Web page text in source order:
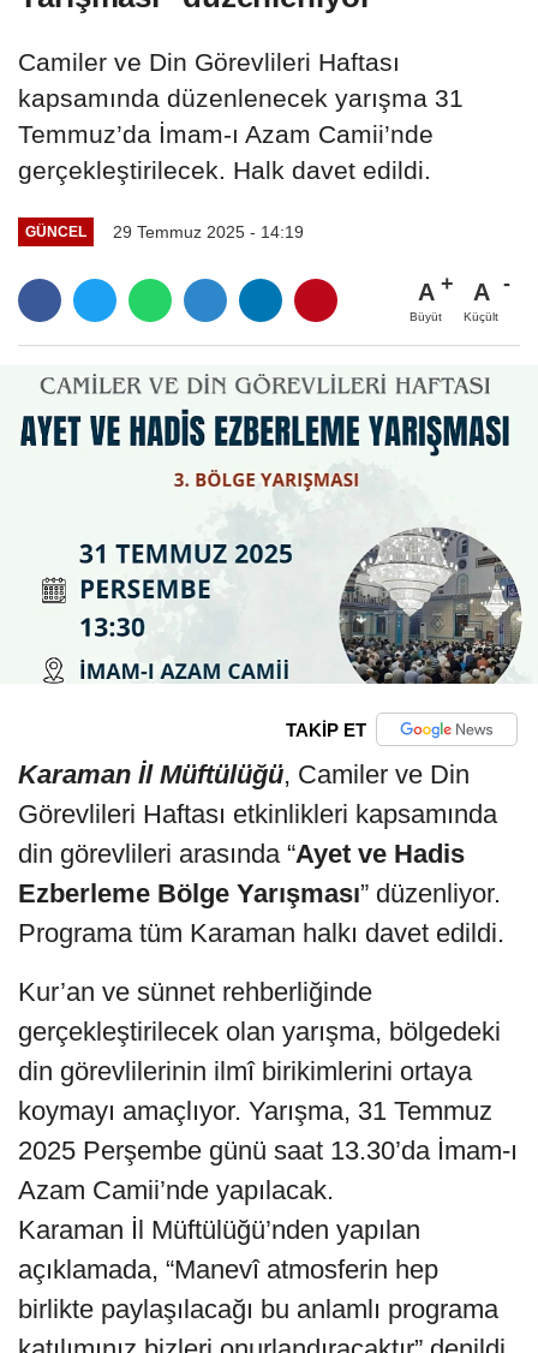
Camiler ve Din Görevlileri Haftası
kapsamında düzenlenecek yarışma 31
Temmuz’da İmam-ı Azam Camii’nde
gerçekleştirilecek. Halk davet edildi.
GÜNCEL 29 Temmuz 2025 - 14:19
A
Büyüt
A
Küçült
TAKİP ET
Karaman İl Müftülüğü, Camiler ve Din
Görevlileri Haftası etkinlikleri kapsamında
din görevlileri arasında “Ayet ve Hadis
Ezberleme Bölge Yarışması” düzenliyor.
Programa tüm Karaman halkı davet edildi.
Kur’an ve sünnet rehberliğinde
gerçekleştirilecek olan yarışma, bölgedeki
din görevlilerinin ilmî birikimlerini ortaya
koymayı amaçlıyor. Yarışma, 31 Temmuz
2025 Perşembe günü saat 13.30’da İmam-ı
Azam Camii’nde yapılacak.
Karaman İl Müftülüğü’nden yapılan
açıklamada, “Manevî atmosferin hep
birlikte paylaşılacağı bu anlamlı programa